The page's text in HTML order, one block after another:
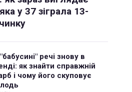
у 37 зіграла 13-
речі знову в
як знайти справжній
і чому його скуповує